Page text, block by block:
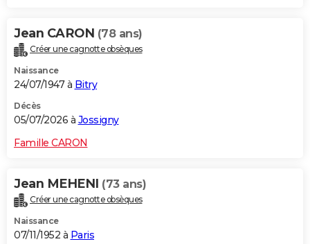
Jean CARON (78 ans)
Créer une cagnotte obsèques
Naissance
24/07/1947 à Bitry
Décès
05/07/2026 à Jossigny
Famille CARON
Jean MEHENI (73 ans)
Créer une cagnotte obsèques
Naissance
07/11/1952 à Paris